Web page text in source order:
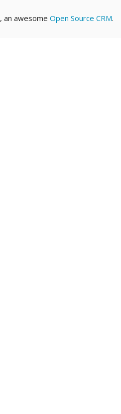
, an awesome Open Source CRM.